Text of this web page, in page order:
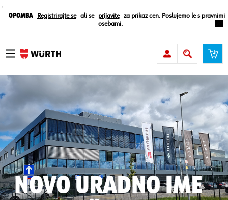
¸
Opomba Registrirajte se ali se prijavite
za prikaz cen. Poslujemo le s pravnimi
osebami.